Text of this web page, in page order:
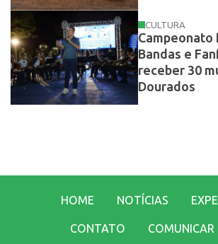
CULTURA
Campeonato
Bandas e
receber 30
Dourados
HOME NOTÍCIAS
CONTATO COMUNICAR